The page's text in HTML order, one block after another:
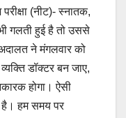
(नीट)- स्नातक,
गलती हुई है तो उससे
ने मंगलवार को
डॉक्टर बन जाए,
होगा। ऐसी
है। हम समय पर